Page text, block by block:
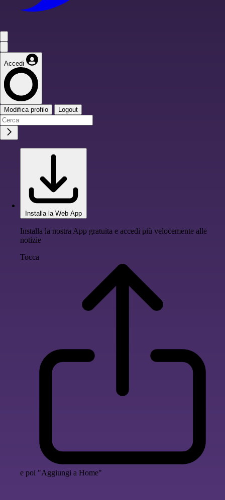
Accedi
Modifica profilo Logout
Installa la Web App
Installa la nostra App gratuita e accedi più velocemente alle
notizie
Tocca
e poi "Aggiungi a Home"